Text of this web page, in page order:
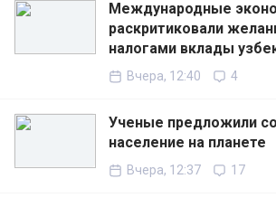
Международные
раскритиковали
налогами вклады
Вчера, 12:40 4
Ученые предложили
население на планете
Вчера, 12:37 17